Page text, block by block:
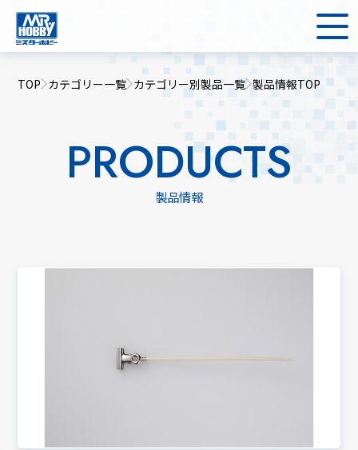
TOP カテゴリー一覧 カテゴリー別製品一覧 製品情報TOP
PRODUCTS
製品情報